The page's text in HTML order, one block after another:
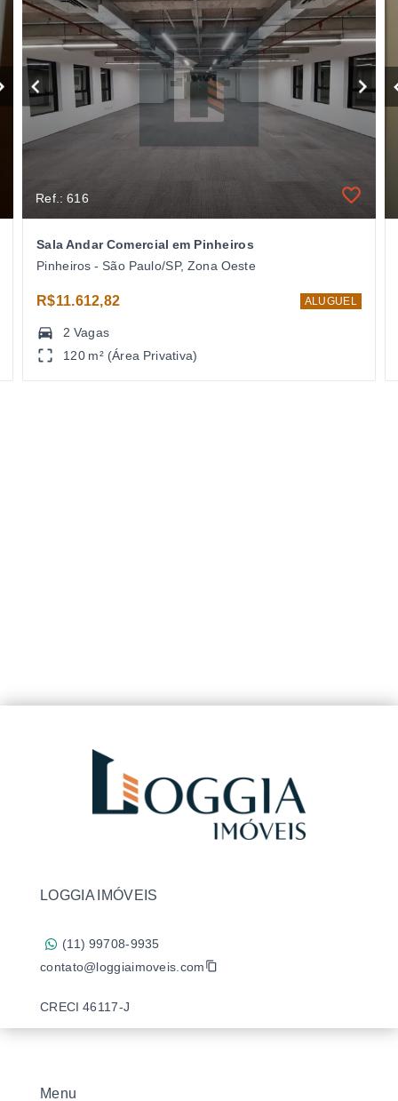
Ref.: 616
Sala Andar Comercial em Pinheiros
Pinheiros - São Paulo/SP, Zona Oeste
R$11.612,82 ALUGUEL
2 Vagas
120 m² (Área Privativa)
Menu
LOGGIA IMÓVEIS
(11) 99708-9935
contato@loggiaimoveis.com
CRECI 46117-J